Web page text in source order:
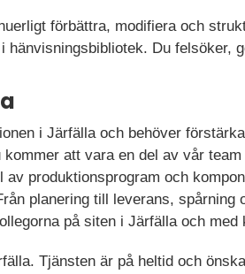
förbättra, modifiera och
hänvisningsbibliotek. Du felsöker,
i Järfälla och behöver
att vara en del av vår
av produktionsprogram och
planering till leverans, spårning
på siten i Järfälla och
Tjänsten är på heltid och